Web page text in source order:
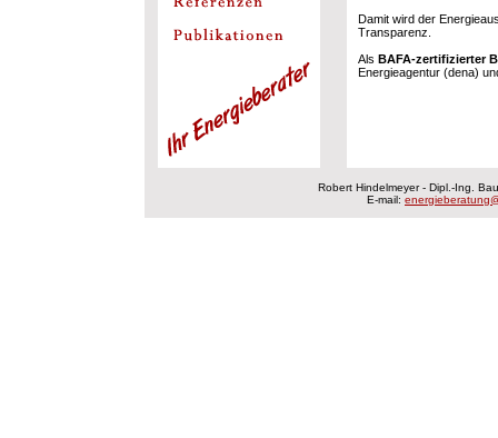
Damit wird der
Transparenz.
Als BAFA-zertifizierter
Energieagentur (dena)
Robert Hindelmeyer - Dipl.-Ing.
E-mail: